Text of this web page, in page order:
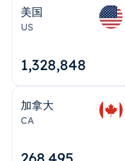
美国
US
1,328,848
加拿大
CA